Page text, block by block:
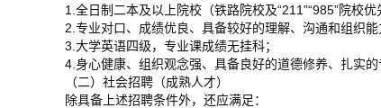
1.全日制二本及以上院校（铁路院校及“211”“985”院校优
2.专业对口、成绩优良、具备较好的理解、沟通和组织能
3.大学英语四级，专业课成绩无挂科；
4.身心健康、组织观念强、具备良好的道德修养、扎实的
（二）社会招聘（成熟人才）
除具备上述招聘条件外，还应满足：